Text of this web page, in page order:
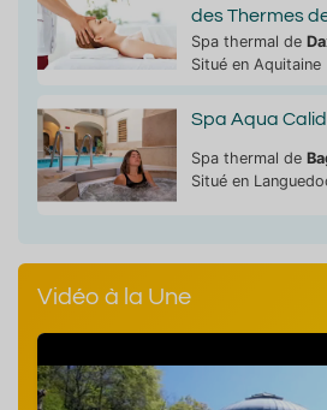
des Thermes
Spa thermal de
Situé en Aquitaine
Spa Aqua
Spa thermal de
Situé en
Vidéo à la Une